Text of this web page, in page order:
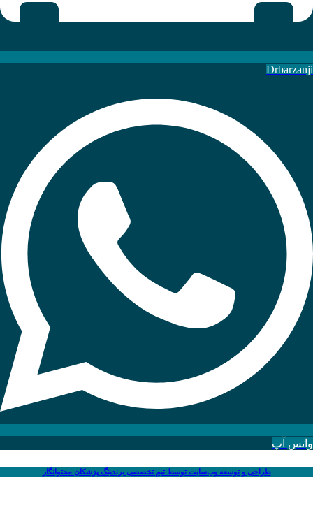
Drbarzanji
واتس آپ
طراحی و توسعه وب‌سایت توسط تیم تخصصی برندینگ پزشکان محتوانگار